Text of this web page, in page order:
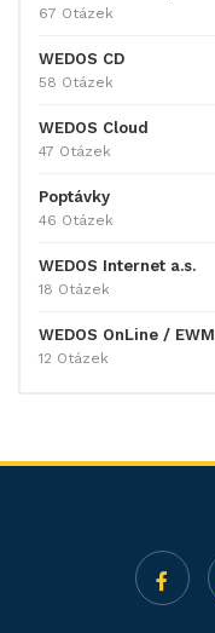
67 Otázek
WEDOS CD
58 Otázek
WEDOS Cloud
47 Otázek
Poptávky
46 Otázek
WEDOS Internet a.s.
18 Otázek
WEDOS OnLine / EWM
12 Otázek